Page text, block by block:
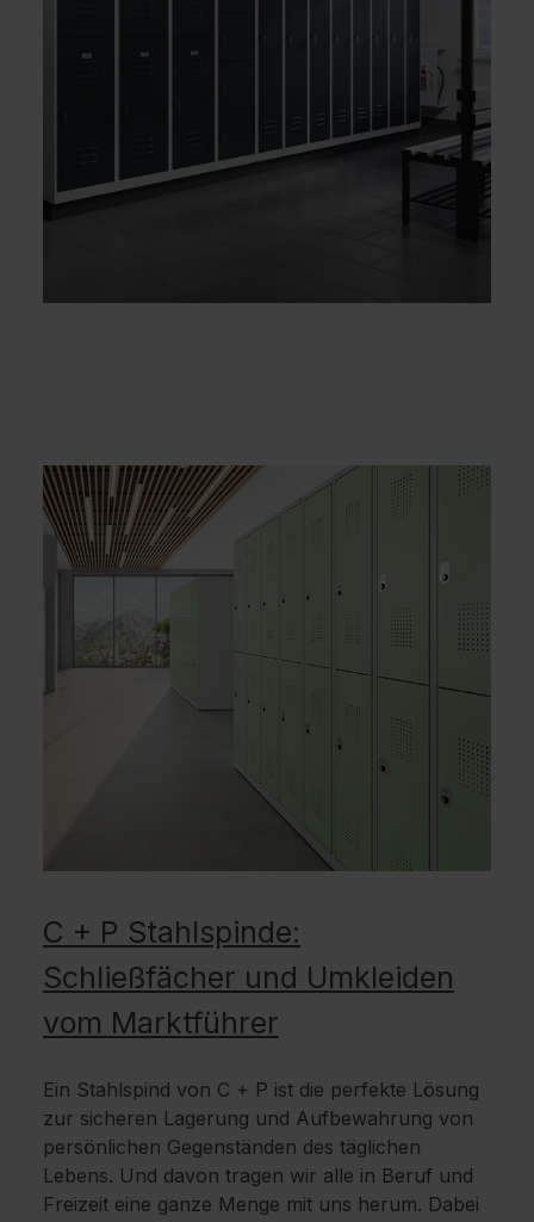
C + P Stahlspinde:
Schließfächer und Umkleiden
vom Marktführer
Ein Stahlspind von C + P ist die perfekte Lösung
zur sicheren Lagerung und Aufbewahrung von
persönlichen Gegenständen des täglichen
Lebens. Und davon tragen wir alle in Beruf und
Freizeit eine ganze Menge mit uns herum. Dabei